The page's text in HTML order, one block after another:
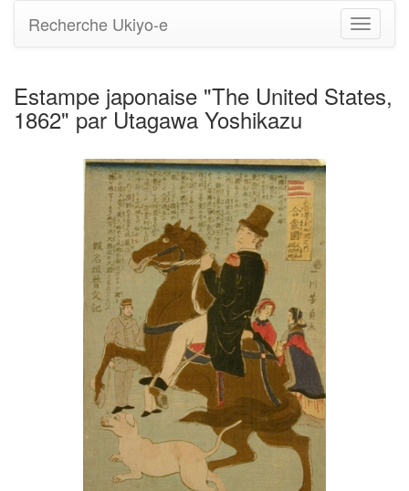
Basculer
la
Recherche Ukiyo-e
Estampe japonaise "The United States,
1862" par Utagawa Yoshikazu